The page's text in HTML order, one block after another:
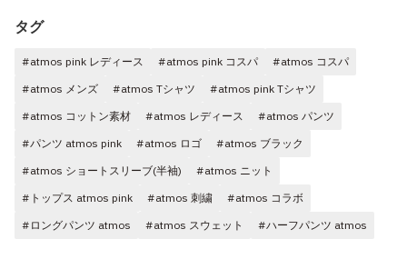
タグ
#atmos pink レディース #atmos pink コスパ
#atmos コスパ
#atmos メンズ
#atmos Tシャツ
#atmos pink Tシャツ
#atmos コットン素材
#atmos レディース
#atmos パンツ
#パンツ atmos pink
#atmos ロゴ
#atmos ブラック
#atmos ショートスリーブ(半袖)
#atmos ニット
#トップス atmos pink
#atmos 刺繍
#atmos コラボ
#ロングパンツ atmos
#atmos スウェット #ハーフパンツ atmos